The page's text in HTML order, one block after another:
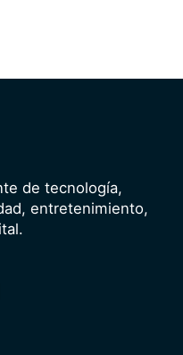
de tecnología,
entretenimiento,